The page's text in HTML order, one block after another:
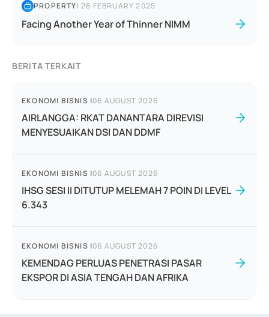
PROPERTY|28 FEBRUARY 2025
Facing Another Year of Thinner NIMM
BERITA TERKAIT
EKONOMI BISNIS |06 AUGUST 2026
AIRLANGGA: RKAT DANANTARA DIREVISI
MENYESUAIKAN DSI DAN DDMF
EKONOMI BISNIS |06 AUGUST 2026
IHSG SESI II DITUTUP MELEMAH 7 POIN DI LEVEL
6.343
EKONOMI BISNIS |06 AUGUST 2026
KEMENDAG PERLUAS PENETRASI PASAR
EKSPOR DI ASIA TENGAH DAN AFRIKA